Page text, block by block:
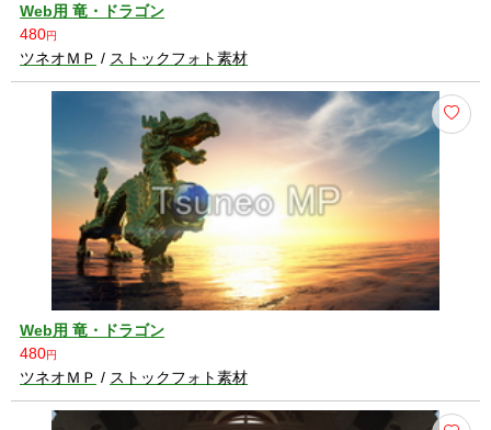
Web用 竜・ドラゴン
480円
ツネオＭＰ / ストックフォト素材
Web用 竜・ドラゴン
480円
ツネオＭＰ / ストックフォト素材